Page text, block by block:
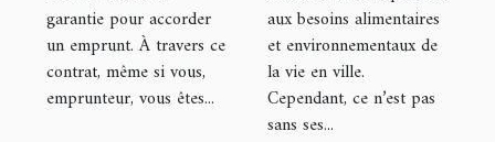
garantie pour accorder
un emprunt. À travers ce
contrat, même si vous,
emprunteur, vous êtes...
aux besoins alimentaires
et environnementaux de
la vie en ville.
Cependant, ce n’est pas
sans ses...